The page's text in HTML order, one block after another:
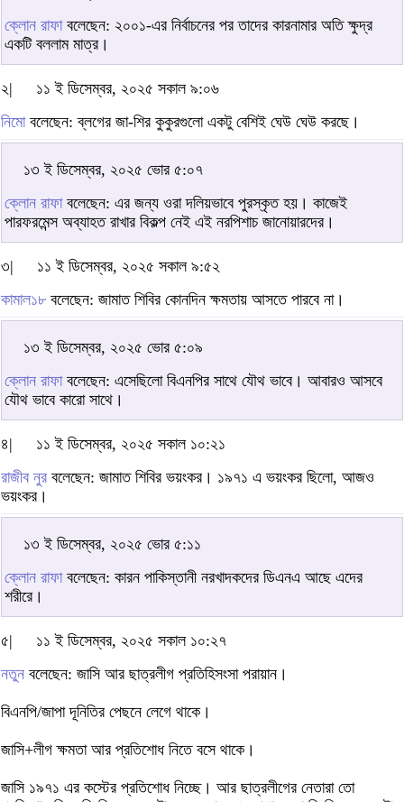
ক্লোন রাফাবলেছেন: ২০০১-এর নির্বাচনের পর তাদের কারনামার অতি ক্ষুদ্র
একটি বললাম মাত্র।
২|
১১ ই ডিসেম্বর, ২০২৫ সকাল ৯:০৬
নিমোবলেছেন: ব্লগের জা-শির কুকুরগুলো একটু বেশিই ঘেউ ঘেউ করছে।
১৩ ই ডিসেম্বর, ২০২৫ ভোর ৫:০৭
ক্লোন রাফাবলেছেন: এর জন্য ওরা দলিয়ভাবে পুরস্কৃত হয়। কাজেই
পারফরমেন্স অব্যাহত রাখার বিকল্প নেই এই নরপিশাচ জানোয়ারদের।
৩|
১১ ই ডিসেম্বর, ২০২৫ সকাল ৯:৫২
কামাল১৮বলেছেন: জামাত শিবির কোনদিন ক্ষমতায় আসতে পারবে না।
১৩ ই ডিসেম্বর, ২০২৫ ভোর ৫:০৯
ক্লোন রাফাবলেছেন: এসেছিলো বিএনপির সাথে যৌথ ভাবে। আবারও আসবে
যৌথ ভাবে কারো সাথে।
৪|
১১ ই ডিসেম্বর, ২০২৫ সকাল ১০:২১
রাজীব নুর বলেছেন: জামাত শিবির ভয়ংকর। ১৯৭১ এ ভয়ংকর ছিলো, আজও
ভয়ংকর।
১৩ ই ডিসেম্বর, ২০২৫ ভোর ৫:১১
ক্লোন রাফাবলেছেন: কারন পাকিস্তানী নরখাদকদের ডিএনএ আছে এদের
শরীরে।
৫|
১১ ই ডিসেম্বর, ২০২৫ সকাল ১০:২৭
নতুন বলেছেন: জাসি আর ছাত্রলীগ প্রতিহিসংসা পরায়ান।
বিএনপি/জাপা দূনিতির পেছনে লেগে থাকে।
জাসি+লীগ ক্ষমতা আর প্রতিশোধ নিতে বসে থাকে।
জাসি ১৯৭১ এর কস্টের প্রতিশোধ নিচ্ছে। আর ছাত্রলীগের নেতারা তো